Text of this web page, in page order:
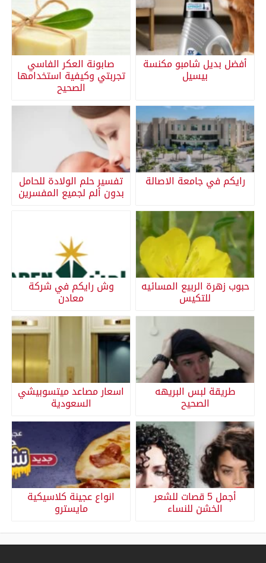
أفضل بديل شامبو مكنسة
بيسيل
صابونة العكر الفاسي
تجربتي وكيفية استخدامها
الصحيح
رايكم في جامعة الاصالة تفسير حلم الولادة للحامل
بدون ألم لجميع المفسرين
حبوب زهرة الربيع المسائيه
للتكيس
وش رايكم في شركة
معادن
طريقة لبس البريهه
الصحيح
اسعار مصاعد ميتسوبيشي
السعودية
أجمل 5 قصات للشعر
الخشن للنساء
انواع عجينة كلاسيكية
مايسترو